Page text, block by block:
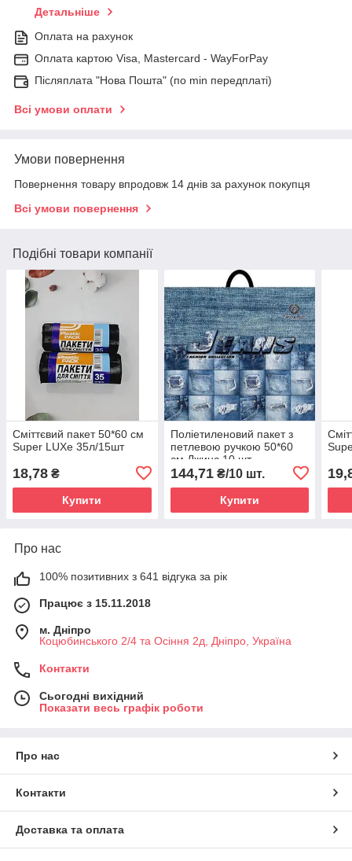
Детальніше
Оплата на рахунок
Оплата картою Visa, Mastercard - WayForPay
Післяплата "Нова Пошта" (по min передплаті)
Всі умови оплати
Умови повернення
Повернення товару впродовж 14 днів за рахунок покупця
Всі умови повернення
Подібні товари компанії
Сміттєвий пакет 50*60 см
Super LUXe 35л/15шт
18,78 ₴
Купити
Поліетиленовий пакет з
петлевою ручкою 50*60
см Джинс 10 шт
144,71₴/10 шт.
Купити
Про нас
100% позитивних з 641 відгука за рік
Працює з 15.11.2018
м. Дніпро
Коцюбинського 2/4 та Осіння 2д, Дніпро, Україна
Контакти
Сьогодні вихідний
Показати весь графік роботи
Про нас
Контакти
Доставка та оплата